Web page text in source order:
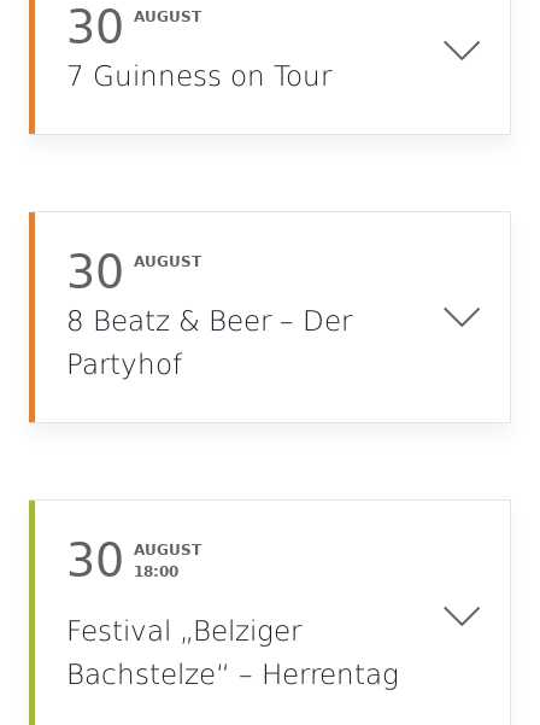
30 AUGUST
7 Guinness on Tour
30 AUGUST
8 Beatz & Beer – Der
Partyhof
30
AUGUST
18:00
Festival „Belziger
Bachstelze“ – Herrentag